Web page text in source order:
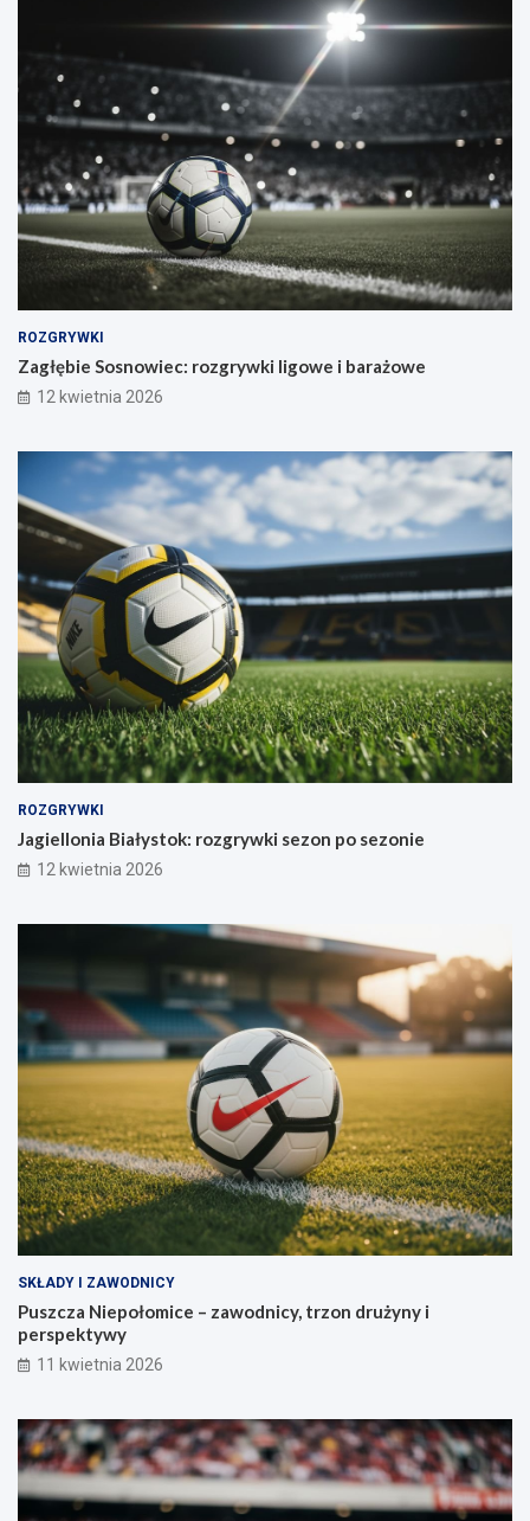
ROZGRYWKI
Zagłębie Sosnowiec: rozgrywki ligowe i barażowe
12 kwietnia 2026
ROZGRYWKI
Jagiellonia Białystok: rozgrywki sezon po sezonie
12 kwietnia 2026
SKŁADY I ZAWODNICY
Puszcza Niepołomice – zawodnicy, trzon drużyny i
perspektywy
11 kwietnia 2026